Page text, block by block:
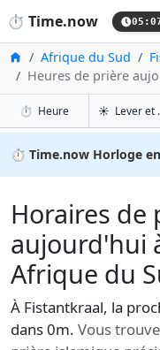
⏱️ Time.now
Accueil
Afrique du Sud
Heures de prière
⏱️ Heureà Fistantkraal
☀️
⏱️ Time.now Horloge
Horaires de
aujourd'hui
Afrique du
À Fistantkraal, la
dans 0m. Vous